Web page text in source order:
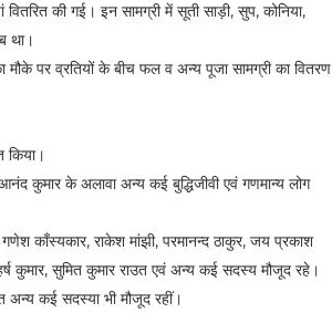
की गई। इन सामग्री में सूती साड़ी, सुप, कोनिया,
था।
मौके पर व्रतियों के बीच फल व अन्य पूजा सामग्री का वितरण
किया।
कुमार के अलावा अन्य कई बुद्धिजीवी एवं गणमान्य लोग
काँस्यकार, राकेश मांझी, परमानन्द ठाकुर, जय प्रकाश
कुमार, सुमित कुमार राउत एवं अन्य कई सदस्य मौजूद रहे।
अन्य कई सदस्या भी मौजूद रहीं।